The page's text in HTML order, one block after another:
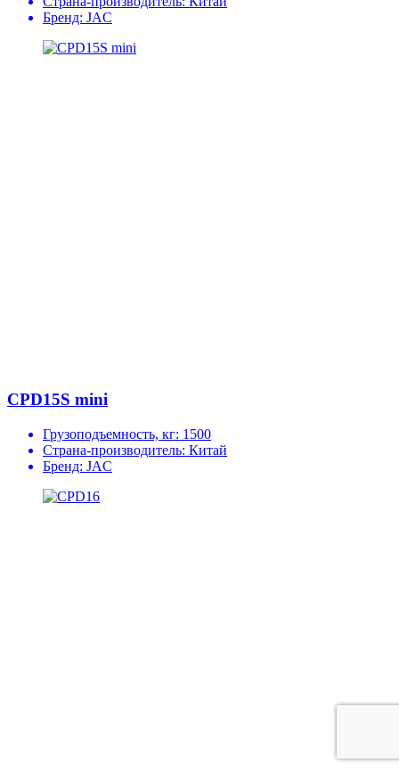
Бренд: JAC
CPD15S mini
Грузоподъемность, кг: 1500
Страна-производитель: Китай
Бренд: JAC